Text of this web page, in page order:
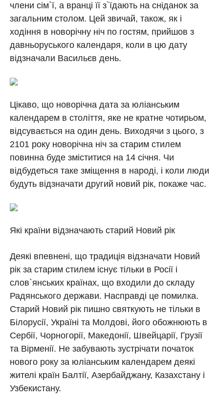
члени сім`ї, а вранці її з`їдають на сніданок за
загальним столом. Цей звичай, також, як і
ходіння в новорічну ніч по гостям, прийшов з
давньоруського календаря, коли в цю дату
відзначали Васильєв день.
Цікаво, що новорічна дата за юліанським
календарем в століття, яке не кратне чотирьом,
відсувається на один день. Виходячи з цього, з
2101 року новорічна ніч за старим стилем
повинна буде зміститися на 14 січня. Чи
відбудеться таке зміщення в народі, і коли люди
будуть відзначати другий новий рік, покаже час.
Які країни відзначають старий Новий рік
Деякі впевнені, що традиція відзначати Новий
рік за старим стилем існує тільки в Росії і
слов`янських країнах, що входили до складу
Радянського держави. Насправді це помилка.
Старий Новий рік пишно святкують не тільки в
Білорусії, Україні та Молдові, його обожнюють в
Сербії, Чорногорії, Македонії, Швейцарії, Грузії
та Вірменії. Не забувають зустрічати початок
нового року за юліанським календарем деякі
жителі країн Балтії, Азербайджану, Казахстану і
Узбекистану.